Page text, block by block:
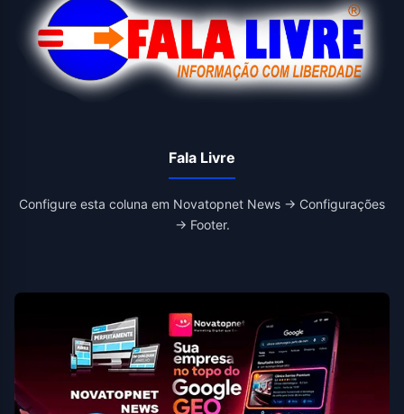
Fala Livre
Configure esta coluna em Novatopnet News → Configurações
→ Footer.